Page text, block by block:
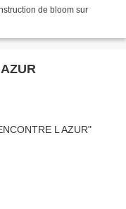
de bloom sur